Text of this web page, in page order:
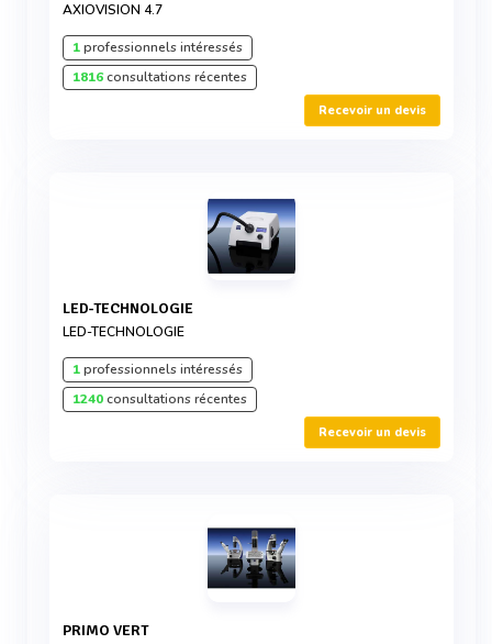
AXIOVISION 4.7
1professionnels intéressés
1816consultations récentes
Recevoir un devis
LED-TECHNOLOGIE
LED-TECHNOLOGIE
1professionnels intéressés
1240consultations récentes
Recevoir un devis
PRIMO VERT